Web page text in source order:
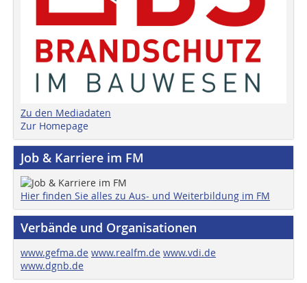
Zu den Mediadaten
Zur Homepage
Job & Karriere im FM
Hier finden Sie alles zu Aus- und Weiterbildung im FM
Verbände und Organisationen
www.gefma.de www.realfm.de www.vdi.de
www.dgnb.de